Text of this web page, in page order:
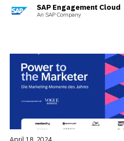
SAP Engagement Cloud
An SAP Company